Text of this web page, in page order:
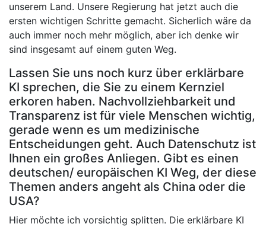
unserem Land. Unsere Regierung hat jetzt auch die
ersten wichtigen Schritte gemacht. Sicherlich wäre da
auch immer noch mehr möglich, aber ich denke wir
sind insgesamt auf einem guten Weg.
Lassen Sie uns noch kurz über erklärbare
KI sprechen, die Sie zu einem Kernziel
erkoren haben. Nachvollziehbarkeit und
Transparenz ist für viele Menschen wichtig,
gerade wenn es um medizinische
Entscheidungen geht. Auch Datenschutz ist
Ihnen ein großes Anliegen. Gibt es einen
deutschen/ europäischen KI Weg, der diese
Themen anders angeht als China oder die
USA?
Hier möchte ich vorsichtig splitten. Die erklärbare KI